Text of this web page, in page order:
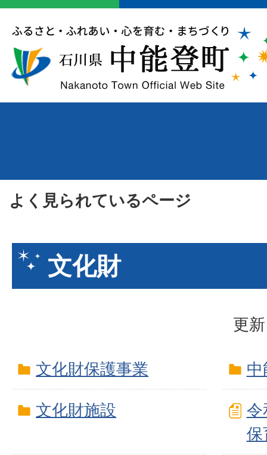
よく見られているページ
文化財
更
文化財保護事業 中
文化財施設
令
保